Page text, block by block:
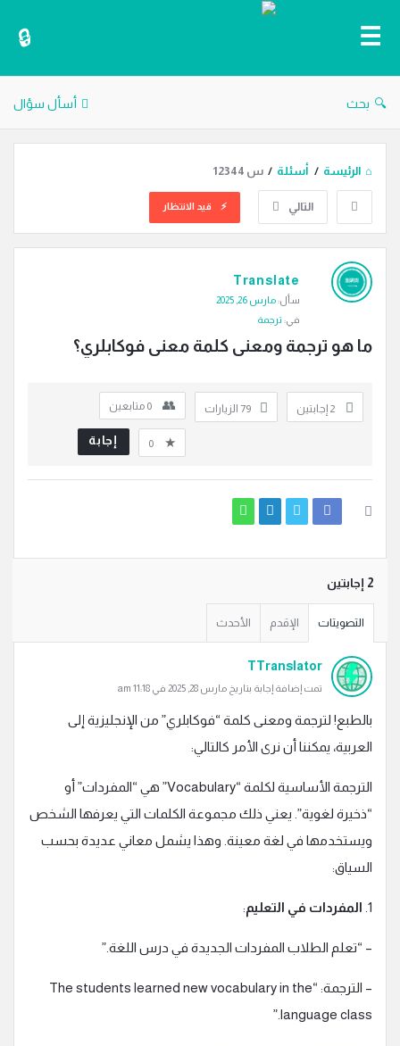
دليل
بحث أسأل سؤال
الرئيسة / أسئلة / س 12344
التالي قيد الانتظار
دليل
الترجمة
أسئلة
Translate
سأل:مارس 26, 2025
في: ترجمة
ما هو ترجمة ومعنى كلمة معنى فوكابلري؟
‫2 إجابتين 79 الزيارات 0 متابعين
0 إجابة
‫2 إجابتين
التصويتات الإقدم الأحدث
TTranslator
تمت إضافة إجابة بتاريخ مارس 28, 2025 في 11:18 am
بالطبع! لترجمة ومعنى كلمة “فوكابلري” من الإنجليزية إلى
العربية، يمكننا أن نرى الأمر كالتالي:
الترجمة الأساسية لكلمة “Vocabulary” هي “المفردات” أو
“ذخيرة لغوية”. يعني ذلك مجموعة الكلمات التي يعرفها الشخص
ويستخدمها في لغة معينة. وهذا يشمل معاني عديدة بحسب
السياق:
1. المفردات في التعليم:
– “تعلم الطلاب المفردات الجديدة في درس اللغة.”
– الترجمة: “The students learned new vocabulary in the
language class.”